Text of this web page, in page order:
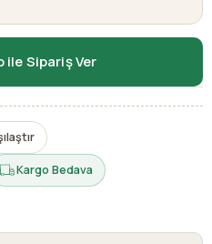
ile Sipariş Ver
Kargo Bedava